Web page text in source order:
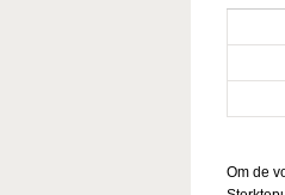
Om de